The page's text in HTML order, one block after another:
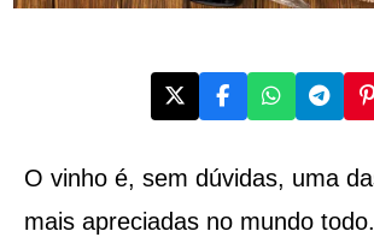
O vinho é, sem dúvidas, uma
mais apreciadas no mundo